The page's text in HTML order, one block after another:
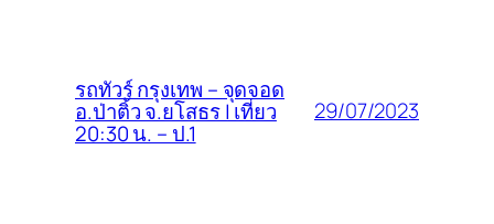
รถทัวร์ กรุงเทพ – จุดจอด
อ.ป่าติ้ว จ.ยโสธร | เที่ยว
20:30 น. – ป.1
29/07/2023